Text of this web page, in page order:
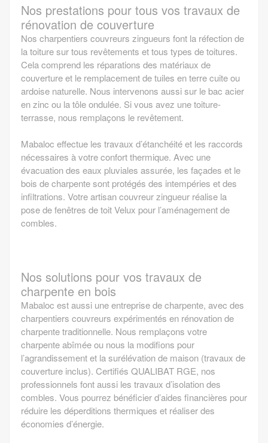
Nos prestations pour tous vos travaux de
rénovation de couverture
Nos charpentiers couvreurs zingueurs font la réfection de
la toiture sur tous revêtements et tous types de toitures.
Cela comprend les réparations des matériaux de
couverture et le remplacement de tuiles en terre cuite ou
ardoise naturelle. Nous intervenons aussi sur le bac acier
en zinc ou la tôle ondulée. Si vous avez une toiture-
terrasse, nous remplaçons le revêtement.
Mabaloc effectue les travaux d’étanchéité et les raccords
nécessaires à votre confort thermique. Avec une
évacuation des eaux pluviales assurée, les façades et le
bois de charpente sont protégés des intempéries et des
infiltrations. Votre artisan couvreur zingueur réalise la
pose de fenêtres de toit Velux pour l’aménagement de
combles.
Nos solutions pour vos travaux de
charpente en bois
Mabaloc est aussi une entreprise de charpente, avec des
charpentiers couvreurs expérimentés en rénovation de
charpente traditionnelle. Nous remplaçons votre
charpente abîmée ou nous la modifions pour
l’agrandissement et la surélévation de maison (travaux de
couverture inclus). Certifiés QUALIBAT RGE, nos
professionnels font aussi les travaux d’isolation des
combles. Vous pourrez bénéficier d’aides financières pour
réduire les déperditions thermiques et réaliser des
économies d’énergie.